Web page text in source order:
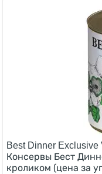
Best Dinner
Консервы Бест
кроликом (цена за